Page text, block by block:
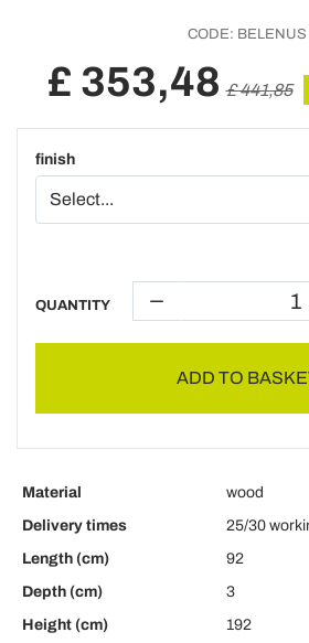
CODE: BELENUS
£ 353,48 £ 441,85
finish
QUANTITY
ADD TO
Material
wood
Delivery times
25/30
Length (cm)
92
Depth (cm)
3
Height (cm)
192